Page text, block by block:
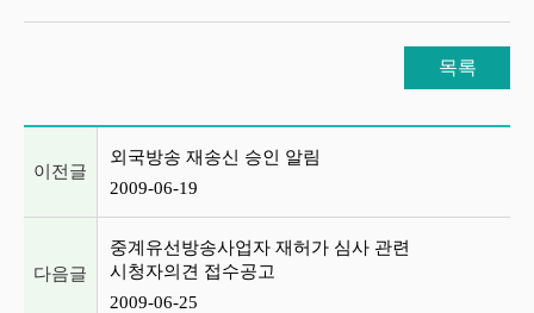
목록
이전글
외국방송 재송신 승인 알림
2009-06-19
다음글
중계유선방송사업자 재허가 심사 관련
시청자의견 접수공고
2009-06-25